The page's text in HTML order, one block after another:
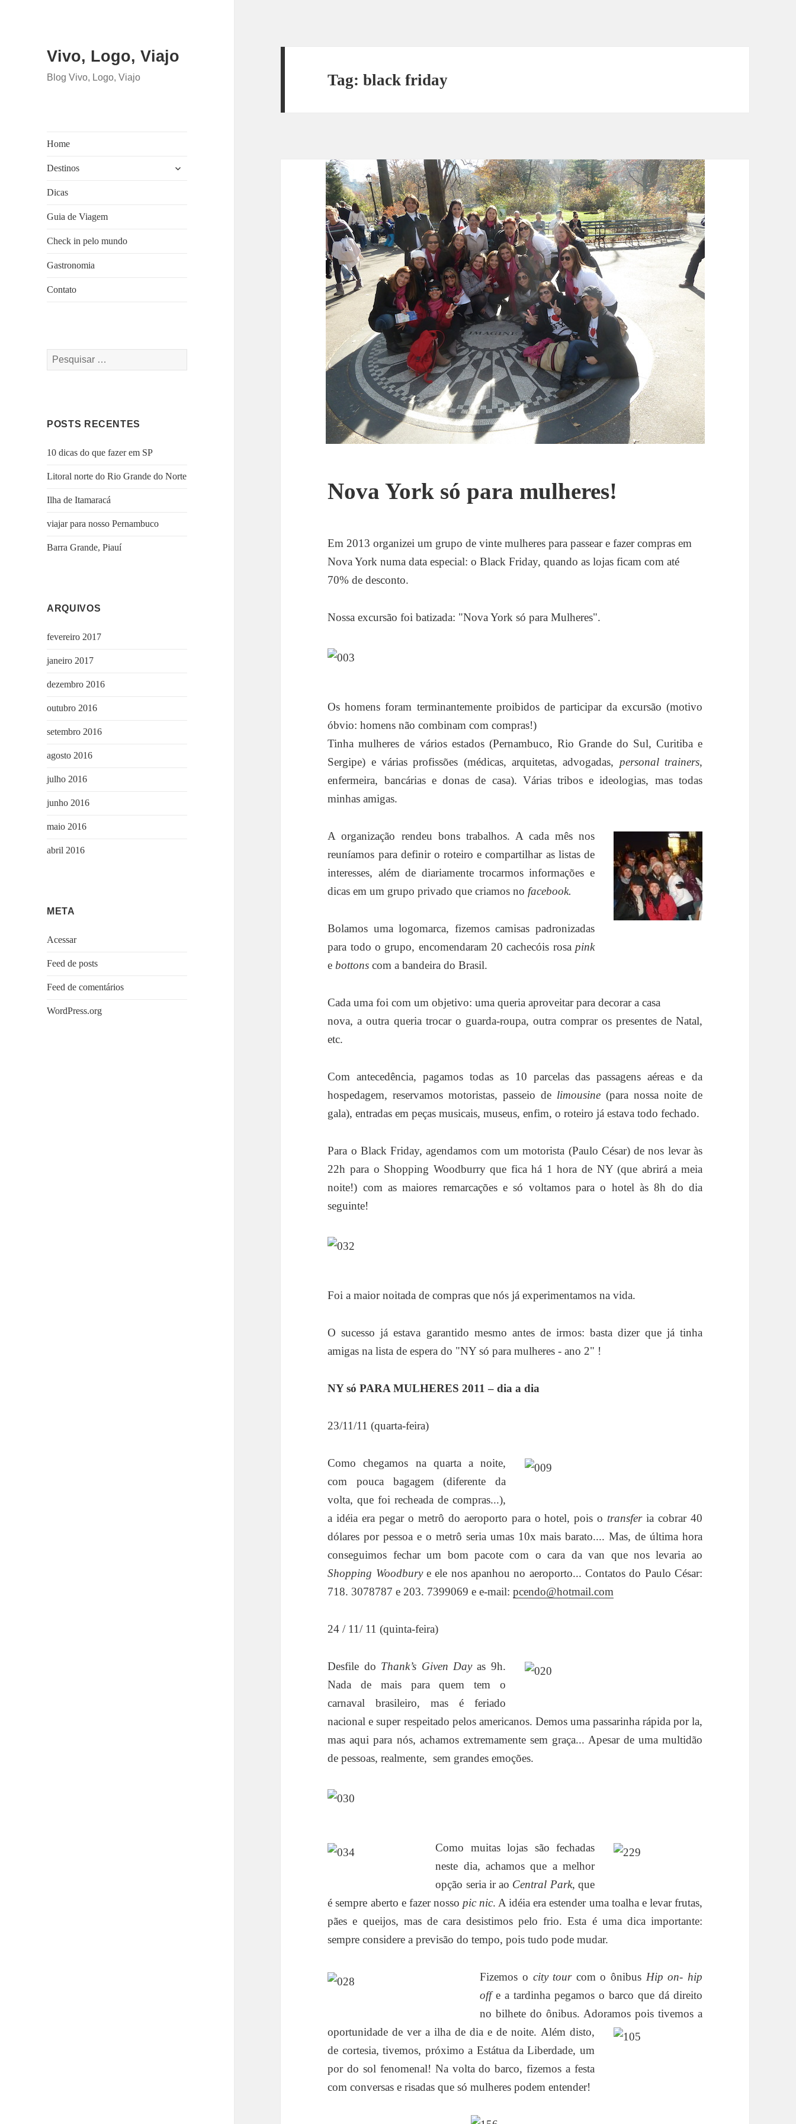
Vivo, Logo, Viajo
Blog Vivo, Logo, Viajo
Home
Destinos
submenu
Dicas
Guia de Viagem
Check in pelo mundo
Gastronomia
Contato
Pesquisar
por:
POSTS RECENTES
10 dicas do que fazer em SP
Litoral norte do Rio Grande do Norte
Ilha de Itamaracá
viajar para nosso Pernambuco
Barra Grande, Piauí
ARQUIVOS
fevereiro 2017
janeiro 2017
dezembro 2016
outubro 2016
setembro 2016
agosto 2016
julho 2016
junho 2016
maio 2016
abril 2016
META
Acessar
Feed de posts
Feed de comentários
WordPress.org
Tag:black friday
Nova York só para mulheres!
Em 2013 organizei um grupo de vinte mulheres para passear e fazer compras em
Nova York numa data especial: o Black Friday, quando as lojas ficam com até
70% de desconto.
Nossa excursão foi batizada: "Nova York só para Mulheres".
Os homens foram terminantemente proibidos de participar da excursão (motivo
óbvio: homens não combinam com compras!)
Tinha mulheres de vários estados (Pernambuco, Rio Grande do Sul, Curitiba e
Sergipe) e várias profissões (médicas, arquitetas, advogadas, personal trainers,
enfermeira, bancárias e donas de casa). Várias tribos e ideologias, mas todas
minhas amigas.
A organização rendeu bons trabalhos. A cada mês nos
reuníamos para definir o roteiro e compartilhar as listas de
interesses, além de diariamente trocarmos informações e
dicas em um grupo privado que criamos no facebook.
Bolamos uma logomarca, fizemos camisas padronizadas
para todo o grupo, encomendaram 20 cachecóis rosa pink
ebottons com a bandeira do Brasil.
Cada uma foi com um objetivo: uma queria aproveitar para decorar a casa
nova, a outra queria trocar o guarda-roupa, outra comprar os presentes de Natal,
etc.
Com antecedência, pagamos todas as 10 parcelas das passagens aéreas e da
hospedagem, reservamos motoristas, passeio de limousine (para nossa noite de
gala), entradas em peças musicais, museus, enfim, o roteiro já estava todo fechado.
Para o Black Friday, agendamos com um motorista (Paulo César) de nos levar às
22h para o Shopping Woodburry que fica há 1 hora de NY (que abrirá a meia
noite!) com as maiores remarcações e só voltamos para o hotel às 8h do dia
seguinte!
Foi a maior noitada de compras que nós já experimentamos na vida.
O sucesso já estava garantido mesmo antes de irmos: basta dizer que já tinha
amigas na lista de espera do "NY só para mulheres - ano 2" !
NY só PARA MULHERES 2011 – dia a dia
23/11/11 (quarta-feira)
Como chegamos na quarta a noite,
com pouca bagagem (diferente da
volta, que foi recheada de compras...),
a idéia era pegar o metrô do aeroporto para o hotel, pois o transferia cobrar 40
dólares por pessoa e o metrô seria umas 10x mais barato.... Mas, de última hora
conseguimos fechar um bom pacote com o cara da van que nos levaria ao
Shopping Woodburye ele nos apanhou no aeroporto... Contatos do Paulo César:
718. 3078787 e 203. 7399069 e e-mail:pcendo@hotmail.com
24 / 11/ 11 (quinta-feira)
Desfile do Thank’s Given Dayas 9h.
Nada de mais para quem tem o
carnaval brasileiro, mas é feriado
nacional e super respeitado pelos americanos. Demos uma passarinha rápida por la,
mas aqui para nós, achamos extremamente sem graça... Apesar de uma multidão
de pessoas, realmente, sem grandes emoções.
Como muitas lojas são fechadas
neste dia, achamos que a melhor
opção seria ir ao Central Park, que
é sempre aberto e fazer nosso pic nic. A idéia era estender uma toalha e levar frutas,
pães e queijos, mas de cara desistimos pelo frio. Esta é uma dica importante:
sempre considere a previsão do tempo, pois tudo pode mudar.
Fizemos o city tourcom o ônibus Hip on- hip
offe a tardinha pegamos o barco que dá direito
no bilhete do ônibus. Adoramos pois tivemos a
oportunidade de ver a ilha de dia e de noite. Além disto,
de cortesia, tivemos, próximo a Estátua da Liberdade, um
por do sol fenomenal! Na volta do barco, fizemos a festa
com conversas e risadas que só mulheres podem entender!